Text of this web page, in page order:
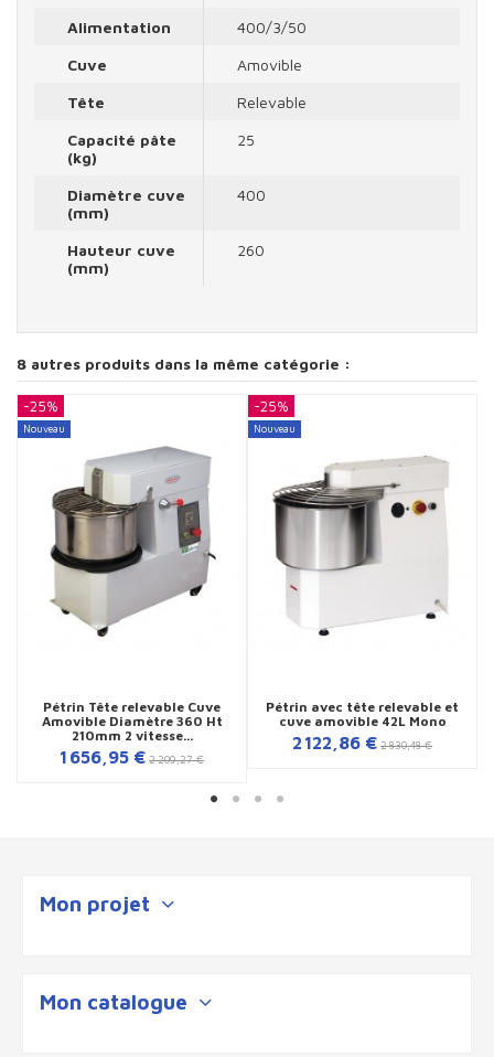
Alimentation
400/3/50
Cuve
Amovible
Tête
Relevable
Capacité pâte
(kg)
25
Diamètre cuve
(mm)
400
Hauteur cuve
(mm)
260
8 autres produits dans la même catégorie :
-25%
Nouveau
Pétrin Tête relevable Cuve
Amovible Diamètre 360 Ht
210mm 2 vitesse...
1 656,95 € 2 209,27 €
-25%
Nouveau
Pétrin avec tête relevable et
cuve amovible 42L Mono
2 122,86 € 2 830,48 €
Mon projet
Mon catalogue